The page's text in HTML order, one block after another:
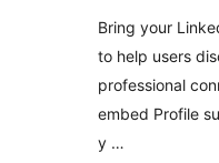
Bring your
to help users
professional
embed Profile
y …